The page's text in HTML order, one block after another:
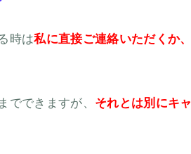
時は私に直接ご連絡いただくか、
でできますが、 それとは別にキャ